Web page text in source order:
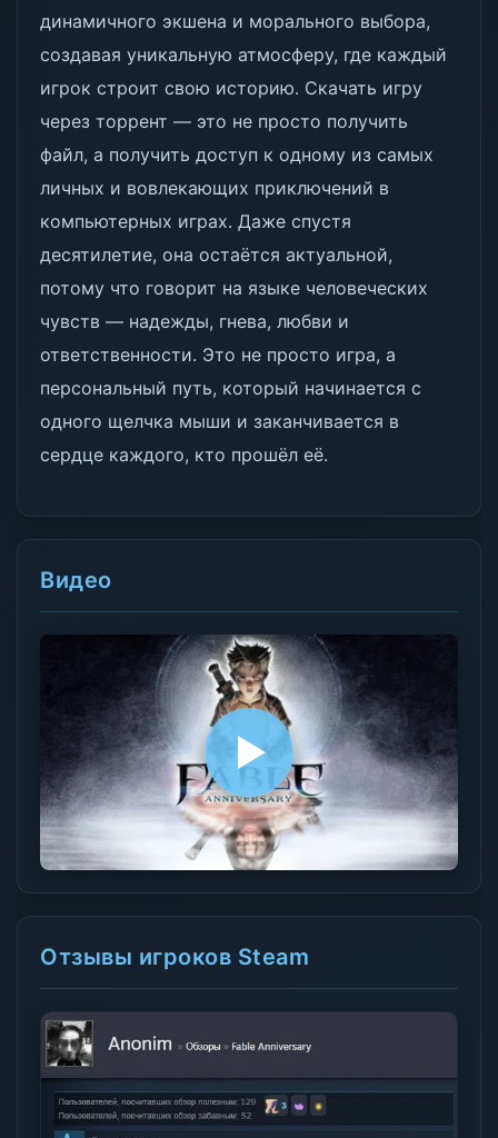
динамичного экшена и морального выбора,
создавая уникальную атмосферу, где каждый
игрок строит свою историю. Скачать игру
через торрент — это не просто получить
файл, а получить доступ к одному из самых
личных и вовлекающих приключений в
компьютерных играх. Даже спустя
десятилетие, она остаётся актуальной,
потому что говорит на языке человеческих
чувств — надежды, гнева, любви и
ответственности. Это не просто игра, а
персональный путь, который начинается с
одного щелчка мыши и заканчивается в
сердце каждого, кто прошёл её.
Видео
Отзывы игроков Steam